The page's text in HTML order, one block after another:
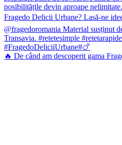
🔥 De când am descoperit gama